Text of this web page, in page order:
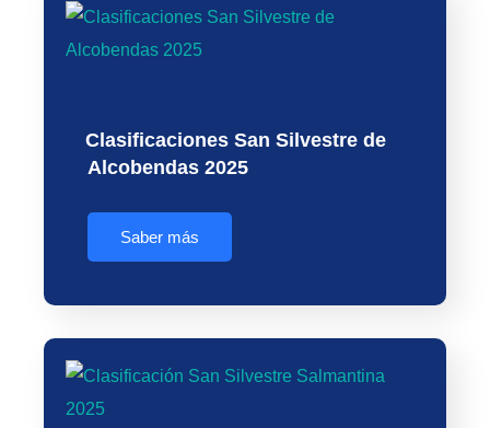
Clasificaciones San Silvestre de
Alcobendas 2025
Saber más